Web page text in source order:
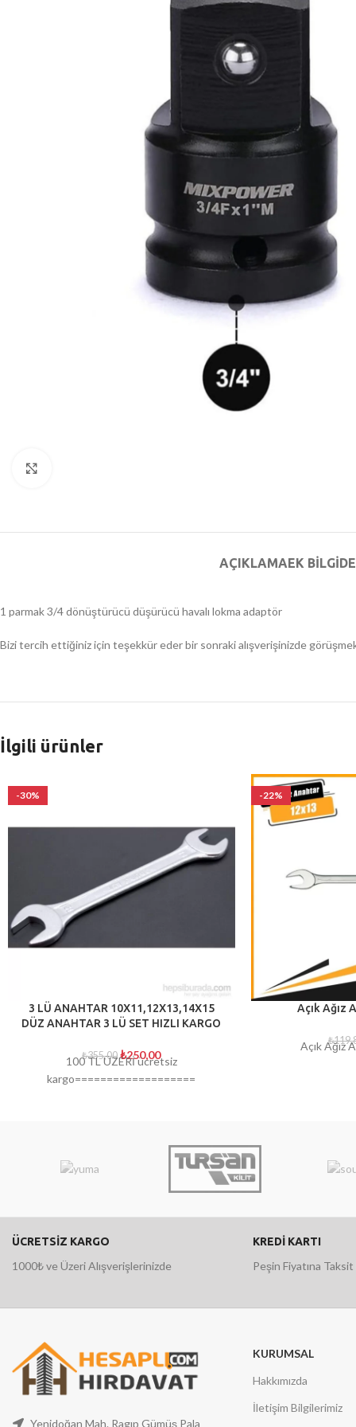
AÇIKLAMAEK BILGI
1 parmak 3/4 dönüştürücü düşürücü havalı lokma adaptör
Bizi tercih ettiğiniz için teşekkür eder bir sonraki alışverişinizde
İlgili ürünler
-30%
3 LÜ ANAHTAR 10X11,12X13,14X15
DÜZ ANAHTAR 3 LÜ SET HIZLI KARGO
₺355,00 ₺250,00
100 TL ÜZERİ ücretsiz
kargo===================
-22%
Açık Ağız
₺
Açık Ağız
ÜCRETSİZ KARGO
1000₺ ve Üzeri Alışverişlerinizde
KREDİ KARTI
Peşin Fiyatına Taksit
Yenidoğan Mah. Ragıp Gümüş Pala
KURUMSAL
Hakkımızda
İletişim Bilgilerimiz